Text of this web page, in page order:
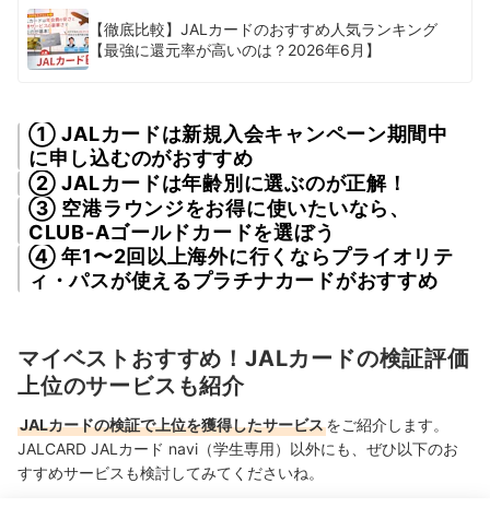
【徹底比較】JALカードのおすすめ人気ランキング
【最強に還元率が高いのは？2026年6月】
① JALカードは新規入会キャンペーン期間中
に申し込むのがおすすめ
② JALカードは年齢別に選ぶのが正解！
③ 空港ラウンジをお得に使いたいなら、
CLUB-Aゴールドカードを選ぼう
④ 年1〜2回以上海外に行くならプライオリテ
ィ・パスが使えるプラチナカードがおすすめ
マイベストおすすめ！JALカードの検証評価
上位のサービスも紹介
JALカードの検証で上位を獲得したサービスをご紹介します。
JALCARD JALカード navi（学生専用）以外にも、ぜひ以下のお
すすめサービスも検討してみてくださいね。